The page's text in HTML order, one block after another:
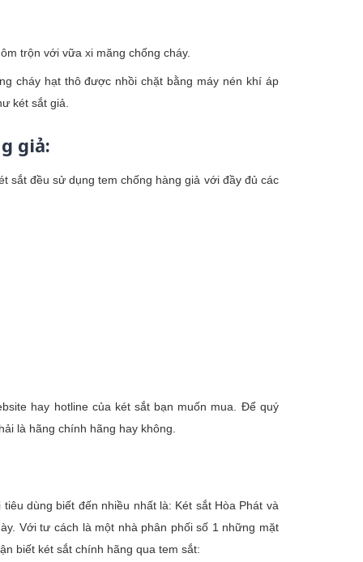
trộn với vữa xi măng chống cháy.
cháy hạt thô được nhồi chặt bằng máy nén khí áp
két sắt giả.
giả:
sắt đều sử dụng tem chống hàng giả với đầy đủ các
hay hotline của két sắt bạn muốn mua. Để quý
là hãng chính hãng hay không.
dùng biết đến nhiều nhất là: Két sắt Hòa Phát và
Với tư cách là một nhà phân phối số 1 những mặt
biết két sắt chính hãng qua tem sắt: